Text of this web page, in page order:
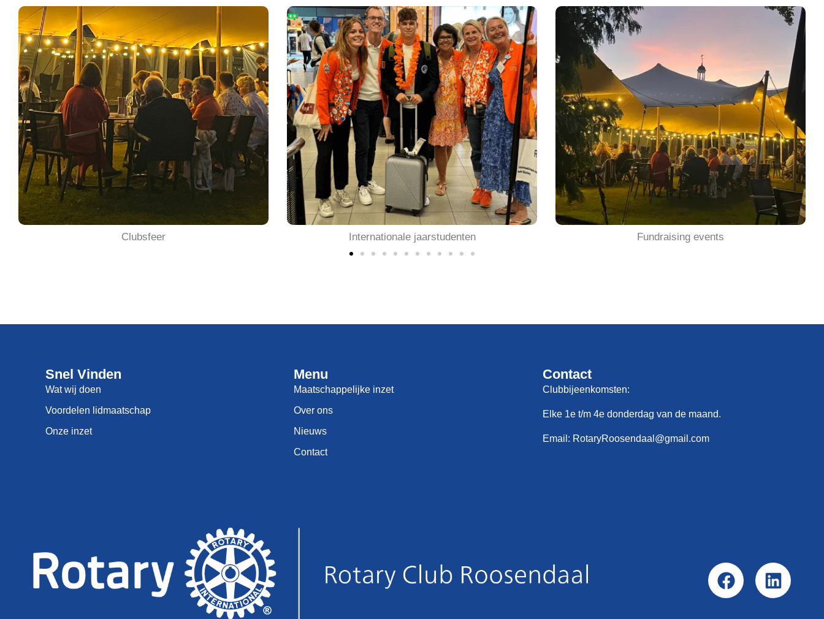
Internationale jaarstudenten Fundraising events Fundraising events
Snel Vinden
Wat wij doen
Voordelen lidmaatschap
Onze inzet
Menu
Maatschappelijke inzet
Over ons
Nieuws
Contact
Contact
Clubbijeenkomsten:
Elke 1e t/m 4e donderdag van de maand.
Email: RotaryRoosendaal@gmail.com